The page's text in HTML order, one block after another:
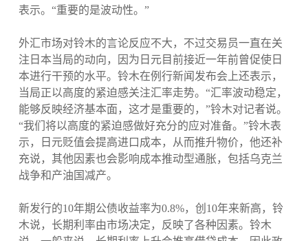
表示。“重要的是波动性。”
外汇市场对铃木的言论反应不大，不过交易员一直在关
注日本当局的动向，因为日元目前接近一年前曾促使日
本进行干预的水平。铃木在例行新闻发布会上还表示，
当局正以高度的紧迫感关注汇率走势。“汇率波动稳定，
能够反映经济基本面，这才是重要的，”铃木对记者说。
“我们将以高度的紧迫感做好充分的应对准备。”铃木表
示，日元贬值会提高进口成本，从而推升物价，他还补
充说，其他因素也会影响成本推动型通胀，包括乌克兰
战争和产油国减产。
新发行的10年期公债收益率为0.8%，创10年来新高，铃
木说，长期利率由市场决定，反映了各种因素。铃木